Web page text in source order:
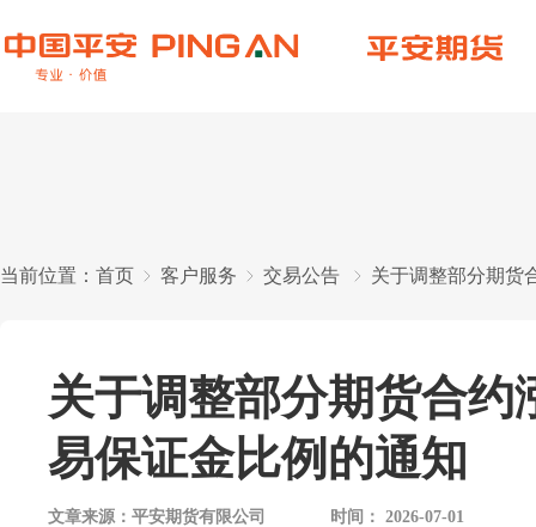
当前位置： 首页 客户服务 交易公告 关于调整部分期货
关于调整部分期货合约
易保证金比例的通知
文章来源： 平安期货有限公司 时间： 2026-07-01